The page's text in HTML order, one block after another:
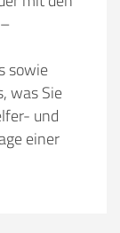
sowie
was Sie
und
einer